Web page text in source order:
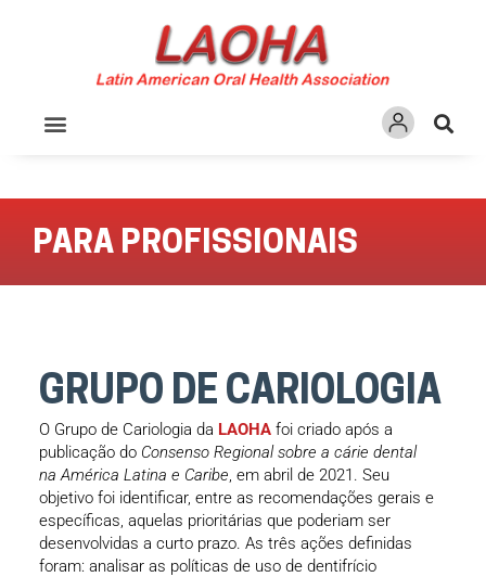
PARA PROFISSIONAIS
GRUPO DE CARIOLOGIA
O Grupo de Cariologia da LAOHAfoi criado após a
publicação do Consenso Regional sobre a cárie dental
na América Latina e Caribe, em abril de 2021. Seu
objetivo foi identificar, entre as recomendações gerais e
específicas, aquelas prioritárias que poderiam ser
desenvolvidas a curto prazo. As três ações definidas
foram: analisar as políticas de uso de dentifrício